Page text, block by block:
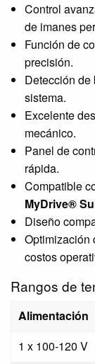
Control
de imanes
Función de
precisión.
Detección de
sistema.
Excelente
mecánico.
Panel de
rápida.
Compatible
MyDrive®
Diseño
Optimización
costos
Rangos de
Alimentación
1 x 100-120 V